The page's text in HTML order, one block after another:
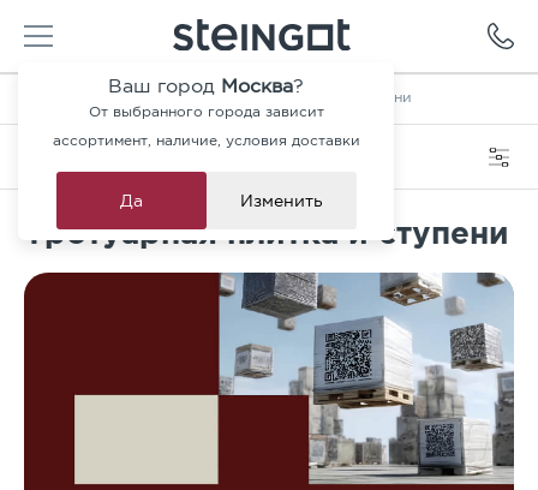
Ваш город Москва?
От выбранного города зависит
ассортимент, наличие, условия доставки
Да Изменить
Каталог — Тротуарная плитка и ступени
Тротуарная плитка и ступени